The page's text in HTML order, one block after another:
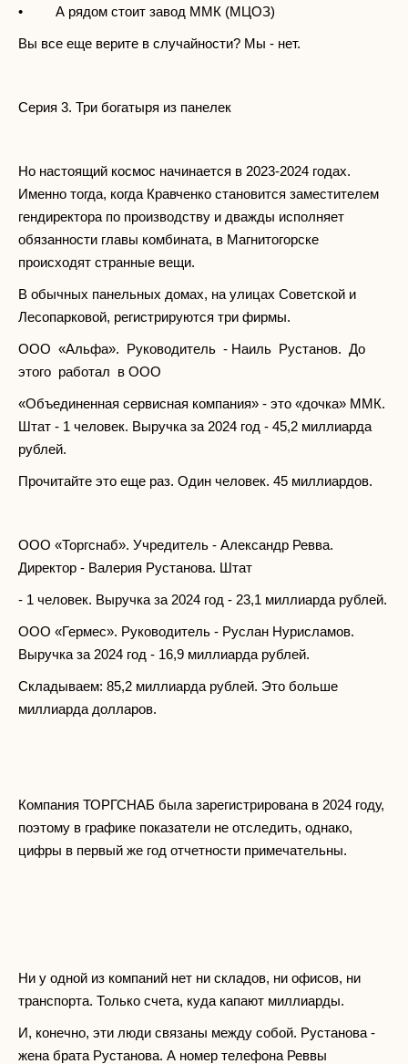
• А рядом стоит завод ММК (МЦОЗ)
Вы все еще верите в случайности? Мы - нет.
Серия 3. Три богатыря из панелек
Но настоящий космос начинается в 2023-2024 годах.
Именно тогда, когда Кравченко становится заместителем
гендиректора по производству и дважды исполняет
обязанности главы комбината, в Магнитогорске
происходят странные вещи.
В обычных панельных домах, на улицах Советской и
Лесопарковой, регистрируются три фирмы.
ООО «Альфа». Руководитель - Наиль Рустанов. До
этого работал в ООО
«Объединенная сервисная компания» - это «дочка» ММК.
Штат - 1 человек. Выручка за 2024 год - 45,2 миллиарда
рублей.
Прочитайте это еще раз. Один человек. 45 миллиардов.
ООО «Торгснаб». Учредитель - Александр Ревва.
Директор - Валерия Рустанова. Штат
- 1 человек. Выручка за 2024 год - 23,1 миллиарда рублей.
ООО «Гермес». Руководитель - Руслан Нурисламов.
Выручка за 2024 год - 16,9 миллиарда рублей.
Складываем: 85,2 миллиарда рублей. Это больше
миллиарда долларов.
Компания ТОРГСНАБ была зарегистрирована в 2024 году,
поэтому в графике показатели не отследить, однако,
цифры в первый же год отчетности примечательны.
Ни у одной из компаний нет ни складов, ни офисов, ни
транспорта. Только счета, куда капают миллиарды.
И, конечно, эти люди связаны между собой. Рустанова -
жена брата Рустанова. А номер телефона Реввы